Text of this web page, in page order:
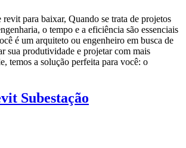
para baixar, Quando se trata de projetos
o tempo e a eficiência são essenciais
é um arquiteto ou engenheiro em busca de
sua produtividade e projetar com mais
temos a solução perfeita para você: o
Subestação